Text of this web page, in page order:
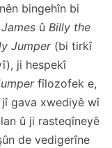
bingehîn bi
û Billy the
Jumper(bi tirkî
ji hespekî
fîlozofek e,
gava xwediyê wî
û ji rasteqîneyê
de vedigerîne